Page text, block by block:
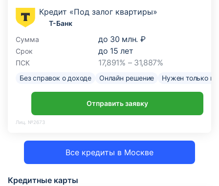
Все кредиты в Москве
Кредит «Под залог квартиры»
Т-Банк
Сумма
до 30 млн. ₽
Срок до 15 лет
ПСК 17,891% – 31,887%
Без справок о доходе Онлайн решение Нужен только
Отправить заявку
Лиц. №2673
Кредитные карты